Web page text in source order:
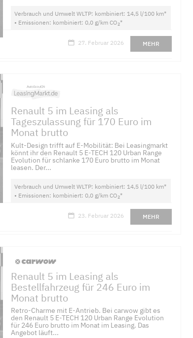
Verbrauch und Umwelt WLTP: kombiniert: 14,5 l/100 km*
• Emissionen: kombiniert: 0,0 g/km CO2*
27. Februar 2026 MEHR
Renault 5 im Leasing als
Tageszulassung für 170 Euro im
Monat brutto
Kult-Design trifft auf E-Mobilität: Bei Leasingmarkt
könnt ihr den Renault 5 E-TECH 120 Urban Range
Evolution für schlanke 170 Euro brutto im Monat
leasen. Der...
Verbrauch und Umwelt WLTP: kombiniert: 14,5 l/100 km*
• Emissionen: kombiniert: 0,0 g/km CO2*
23. Februar 2026 MEHR
Renault 5 im Leasing als
Bestellfahrzeug für 246 Euro im
Monat brutto
Retro-Charme mit E-Antrieb. Bei carwow gibt es
den Renault 5 E-TECH 120 Urban Range Evolution
für 246 Euro brutto im Monat im Leasing. Das
Angebot läuft...